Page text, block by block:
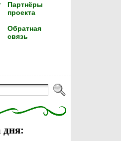
Партнёры
проекта
Обратная
связь
дня: